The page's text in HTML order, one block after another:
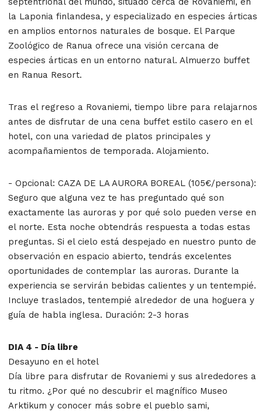
la Laponia finlandesa, y especializado en especies árticas
en amplios entornos naturales de bosque. El Parque
Zoológico de Ranua ofrece una visión cercana de
especies árticas en un entorno natural. Almuerzo buffet
en Ranua Resort.
Tras el regreso a Rovaniemi, tiempo libre para relajarnos
antes de disfrutar de una cena buffet estilo casero en el
hotel, con una variedad de platos principales y
acompañamientos de temporada. Alojamiento.
- Opcional: CAZA DE LA AURORA BOREAL (105€/persona):
Seguro que alguna vez te has preguntado qué son
exactamente las auroras y por qué solo pueden verse en
el norte. Esta noche obtendrás respuesta a todas estas
preguntas. Si el cielo está despejado en nuestro punto de
observación en espacio abierto, tendrás excelentes
oportunidades de contemplar las auroras. Durante la
experiencia se servirán bebidas calientes y un tentempié.
Incluye traslados, tentempié alrededor de una hoguera y
guía de habla inglesa. Duración: 2-3 horas
DIA 4 - Día libre
Desayuno en el hotel
Día libre para disfrutar de Rovaniemi y sus alrededores a
tu ritmo. ¿Por qué no descubrir el magnífico Museo
Arktikum y conocer más sobre el pueblo sami,